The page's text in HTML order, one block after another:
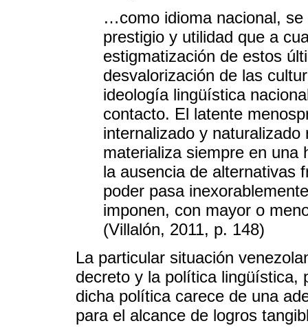
…como idioma nacional,
prestigio y utilidad que a
estigmatización de estos
desvalorización de las
ideología lingüística
contacto. El latente
internalizado y
materializa siempre en una
la ausencia de alternativas
poder pasa
imponen, con mayor o
(Villalón, 2011, p. 148)
La particular situación
decreto y la política lingüística,
dicha política carece de una
para el alcance de logros